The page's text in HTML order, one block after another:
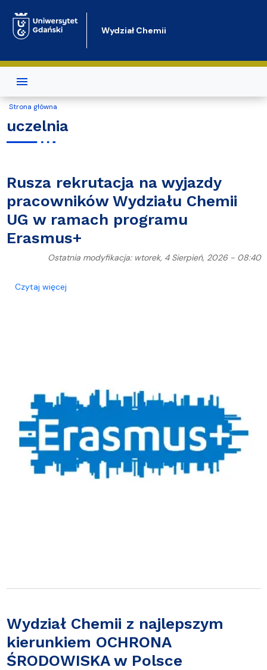
Wydział Chemii
Strona główna
uczelnia
Rusza rekrutacja na wyjazdy
pracowników Wydziału Chemii
UG w ramach programu
Erasmus+
Ostatnia modyfikacja: wtorek, 4 Sierpień, 2026 - 08:40
Czytaj więcejo Rusza rekrutacja na wyjazdy pracowników
Wydział Chemii z najlepszym
kierunkiem OCHRONA
ŚRODOWISKA w Polsce